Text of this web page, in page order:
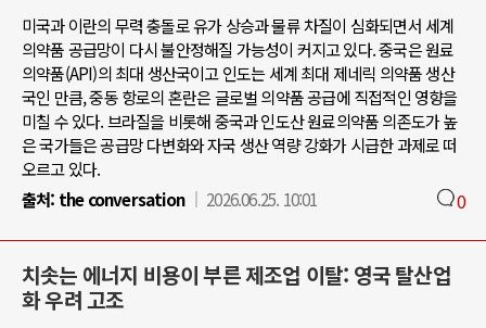
미국과 이란의 무력 충돌로 유가 상승과 물류 차질이 심화되면서 세계
의약품 공급망이 다시 불안정해질 가능성이 커지고 있다. 중국은 원료
의약품(API)의 최대 생산국이고 인도는 세계 최대 제네릭 의약품 생산
국인 만큼, 중동 항로의 혼란은 글로벌 의약품 공급에 직접적인 영향을
미칠 수 있다. 브라질을 비롯해 중국과 인도산 원료의약품 의존도가 높
은 국가들은 공급망 다변화와 자국 생산 역량 강화가 시급한 과제로 떠
오르고 있다.
출처: the conversation 2026.06.25. 10:01 0
치솟는 에너지 비용이 부른 제조업 이탈: 영국 탈산업
화 우려 고조